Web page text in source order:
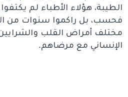
الطيبة، هؤلاء الأطباء لم
فحسب، بل راكموا سنوات من
مختلف أمراض القلب
الإنساني مع مرضاهم.